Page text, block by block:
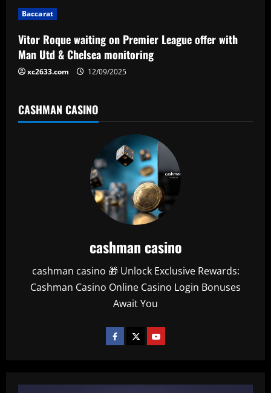
Baccarat
Vitor Roque waiting on Premier League offer with
Man Utd & Chelsea monitoring
xc2633.com 12/09/2025
CASHMAN CASINO
cashman casino
cashman casino 🎁 Unlock Exclusive Rewards:
Cashman Casino Online Casino Login Bonuses
Await You